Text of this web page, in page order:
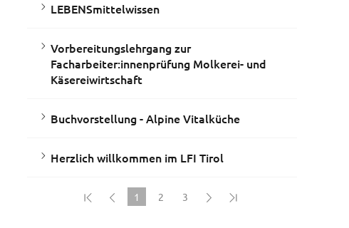
LEBENSmittelwissen
Vorbereitungslehrgang zur
Facharbeiter:innenprüfung Molkerei- und
Käsereiwirtschaft
Buchvorstellung - Alpine Vitalküche
Herzlich willkommen im LFI Tirol
1
2 3